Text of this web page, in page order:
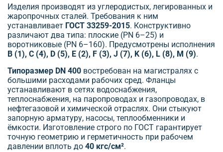
Изделия производят из углеродистых, легированных и
жаропрочных сталей. Требования к ним
устанавливает ГОСТ 33259-2015. Конструктивно
различают два типа: плоские (PN 6–25) и
воротниковые (PN 6–160). Предусмотрены исполнения
B (1), C (4), D (5), E (2), F (3), J (7), K (6), L (8), M (9).
Типоразмер DN 400 востребован на магистралях с
большими расходами рабочих сред. Фланцы
устанавливают в сетях водоснабжения,
теплоснабжения, на паропроводах и газопроводах, в
нефтегазовой и химической отраслях. Они стыкуют
запорную арматуру, насосы, теплообменники и
ёмкости. Изготовление строго по ГОСТ гарантирует
точную геометрию и герметичность при рабочем
давлении вплоть до 40 кгс/см².